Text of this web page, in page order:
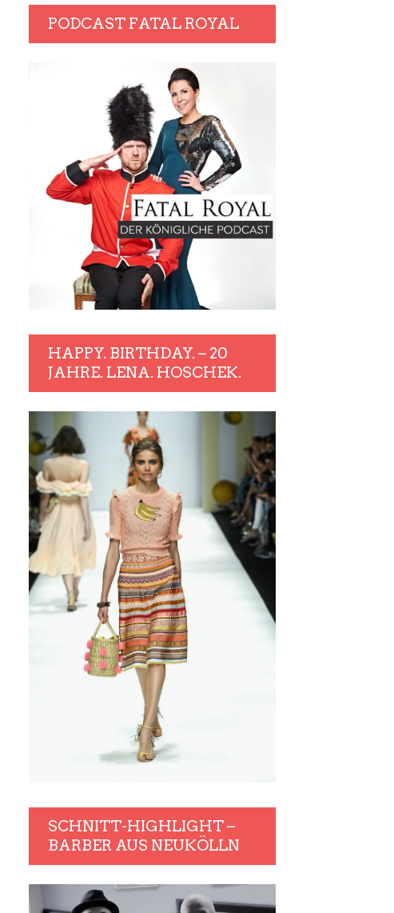
PODCAST FATAL ROYAL
HAPPY. BIRTHDAY. – 20
JAHRE. LENA. HOSCHEK.
SCHNITT-HIGHLIGHT –
BARBER AUS NEUKÖLLN